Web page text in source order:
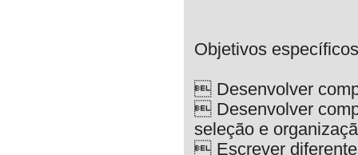
Objetivos
 Desenvolver
 Desenvolver
seleção e
 Escrever